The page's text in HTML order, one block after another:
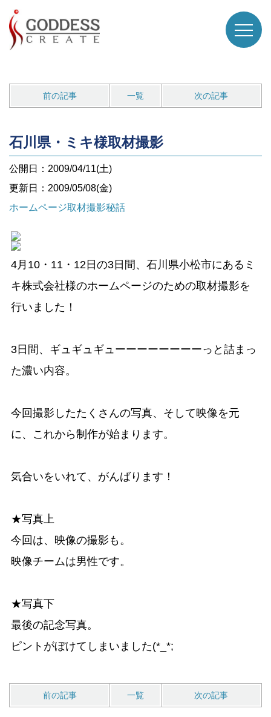
前の記事 一覧 次の記事
石川県・ミキ様取材撮影
公開日：2009/04/11(土)
更新日：2009/05/08(金)
ホームページ取材撮影秘話
4月10・11・12日の3日間、石川県小松市にあるミ
キ株式会社様のホームページのための取材撮影を
行いました！
3日間、ギュギュギューーーーーーーーっと詰まっ
た濃い内容。
今回撮影したたくさんの写真、そして映像を元
に、これから制作が始まります。
気合いをいれて、がんばります！
★写真上
今回は、映像の撮影も。
映像チームは男性です。
★写真下
最後の記念写真。
ピントがぼけてしまいました(*_*;
前の記事 一覧 次の記事